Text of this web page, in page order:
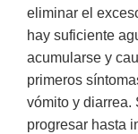
eliminar el
hay suficiente
acumularse y
primeros
vómito y diarrea.
progresar hasta